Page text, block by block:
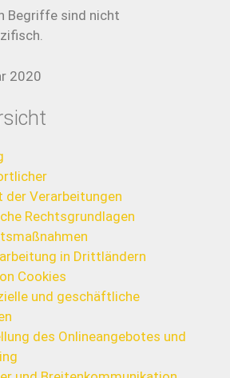
Begriffe sind nicht
2020
der Verarbeitungen
Rechtsgrundlagen
in Drittländern
Cookies
und geschäftliche
des Onlineangebotes und